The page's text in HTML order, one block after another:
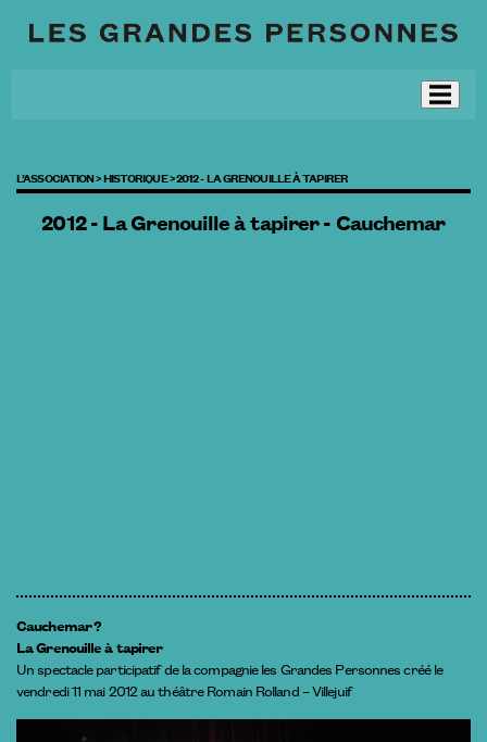
L’ASSOCIATION >HISTORIQUE >2012 - LA GRENOUILLE À TAPIRER
2012 - La Grenouille à tapirer - Cauchemar
Cauchemar ?
La Grenouille à tapirer
Un spectacle participatif de la compagnie les Grandes Personnes créé le
vendredi 11 mai 2012 au théâtre Romain Rolland – Villejuif